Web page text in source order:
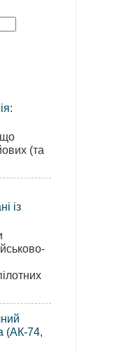
що
(та
із
(АК-74,